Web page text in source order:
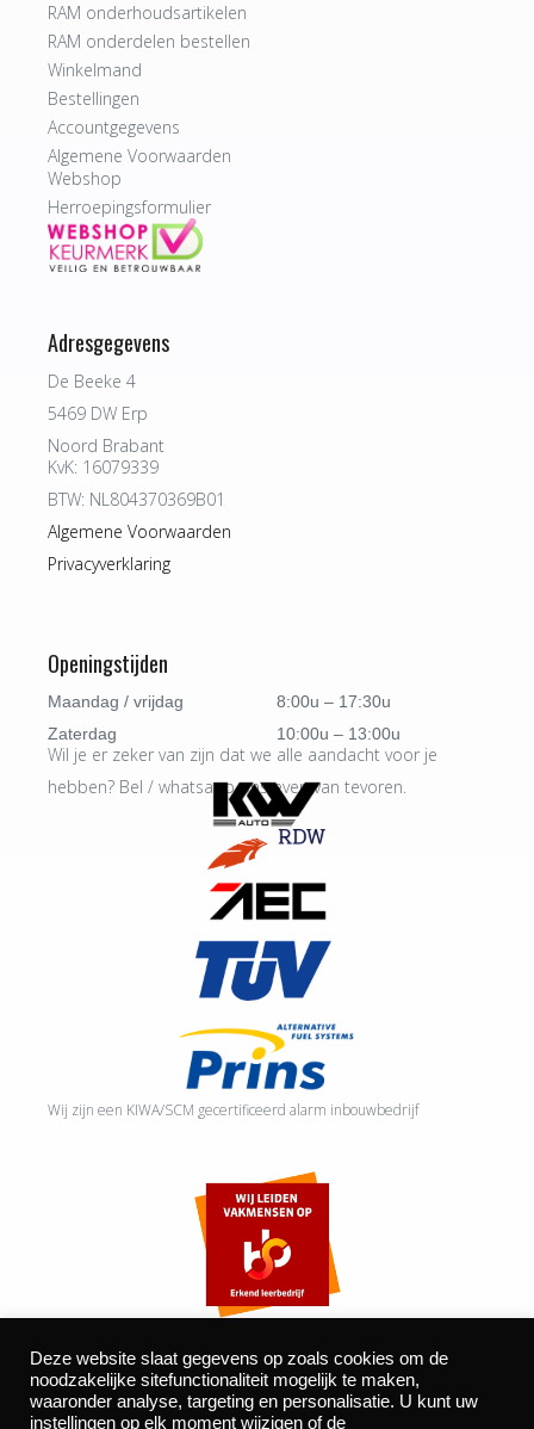
RAM onderhoudsartikelen
RAM onderdelen bestellen
Winkelmand
Bestellingen
Accountgegevens
Algemene Voorwaarden
Webshop
Herroepingsformulier
Adresgegevens
De Beeke 4
5469 DW Erp
Noord Brabant
KvK: 16079339
BTW: NL804370369B01
Algemene Voorwaarden
Privacyverklaring
Openingstijden
Maandag / vrijdag
8:00u – 17:30u
Zaterdag
10:00u – 13:00u
Wil je er zeker van zijn dat we alle aandacht voor je
hebben? Bel / whatsapp ons even van tevoren.
Wij zijn een KIWA/SCM gecertificeerd alarm inbouwbedrijf
©2026 Autocentrum Bijvelds BV. De Beeke 4, 5469 DW Erp
Deze website slaat gegevens op zoals cookies om de
noodzakelijke sitefunctionaliteit mogelijk te maken,
waaronder analyse, targeting en personalisatie. U kunt uw
instellingen op elk moment wijzigen of de